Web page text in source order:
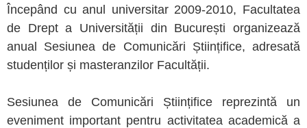
Începând cu anul universitar 2009-2010, Facultatea
de Drept a Universității din București organizează
anual Sesiunea de Comunicări Științifice, adresată
studenților și masteranzilor Facultății.
Sesiunea de Comunicări Științifice reprezintă un
eveniment important pentru activitatea academică a